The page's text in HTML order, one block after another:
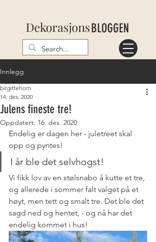
DekorasjonsBLOGGEN
Innlegg
Julens fineste tre!
birgittehorn
14. des. 2020
Oppdatert: 16. des. 2020
Endelig er dagen her - juletreet skal
opp og pyntes!
I år ble det selvhogst!
Vi fikk lov av en stølsnabo å kutte et tre,
og allerede i sommer falt valget på et
høyt, men tett og smalt tre. Det ble det
sagd ned og hentet, - og nå har det
endelig kommet i hus!